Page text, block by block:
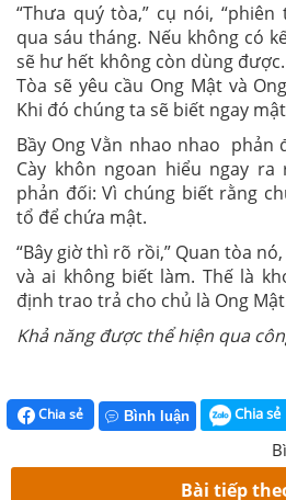
“Thưa quý tòa,” cụ nói,
qua sáu tháng. Nếu không có
sẽ hư hết không còn dùng
Tòa sẽ yêu cầu Ong Mật và
Khi đó chúng ta sẽ biết ngay
Bầy Ong Vằn nhao nhao phản
Cày khôn ngoan hiểu ngay
phản đối: Vì chúng biết rằng
tổ để chứa mật.
“Bây giờ thì rõ rồi,” Quan tòa
và ai không biết làm. Thế là
định trao trả cho chủ là Ong
Khả năng được thể hiện qua
Chia sẻ Bình luận Chia sẻ
Bài tiếp